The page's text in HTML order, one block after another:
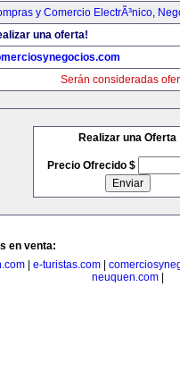
y Comercio ElectrÃ³nico,
una oferta!
Serán consideradas
Realizar una Oferta
Precio Ofrecido $
en venta:
e-turistas.com
neuquen.com|